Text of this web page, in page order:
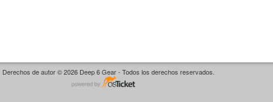
Derechos de autor © 2026 Deep 6 Gear - Todos los derechos reservados.